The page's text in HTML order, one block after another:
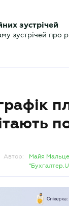
Актуально
зустрічей
зустрічей про
Автор:
Майя